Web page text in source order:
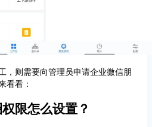
，则需要向管理员申请企业微信朋
看看：
限怎么设置？